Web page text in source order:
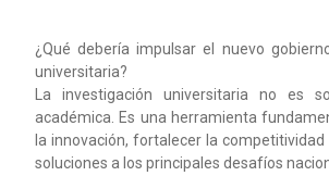
¿Qué debería impulsar el nuevo
universitaria?
La investigación universitaria no es
académica. Es una herramienta
la innovación, fortalecer la
soluciones a los principales desafíos